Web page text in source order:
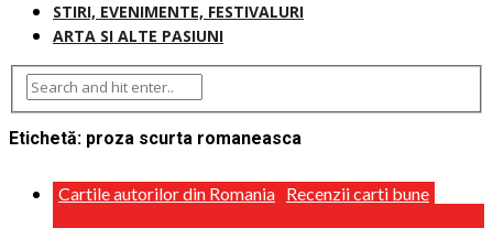
STIRI, EVENIMENTE, FESTIVALURI
ARTA SI ALTE PASIUNI
Etichetă: proza scurta romaneasca
Cartile autorilor din Romania Recenzii carti bune